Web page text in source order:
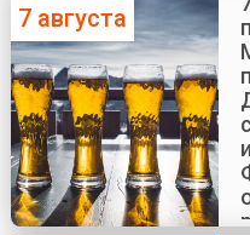
7 августа